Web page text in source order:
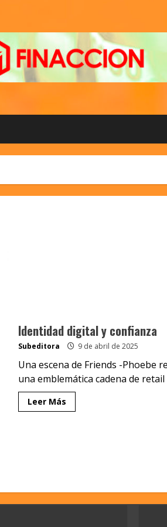
Identidad digital y confianza
Subeditora 9 de abril de 2025
Una escena de Friends -Phoebe
una emblemática cadena de retail
Leer Más